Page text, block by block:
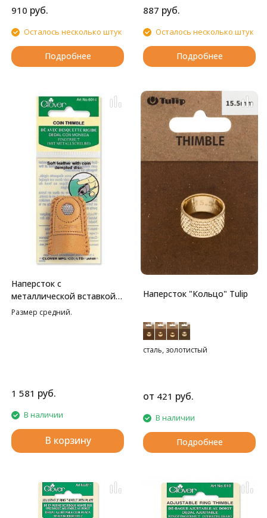
910 руб.
Осталось несколько штук
Подробнее
887 руб.
Осталось несколько штук
Подробнее
Наперсток с
металлической вставкой
Clover
Размер средний.
1 581 руб.
В наличии
В корзину
Наперсток "Кольцо" Tulip
сталь, золотистый
от 421 руб.
В наличии
Подробнее